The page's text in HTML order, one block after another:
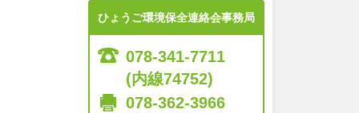
ひょうご環境保全連絡会事務局
078-341-7711
(内線74752)
078-362-3966